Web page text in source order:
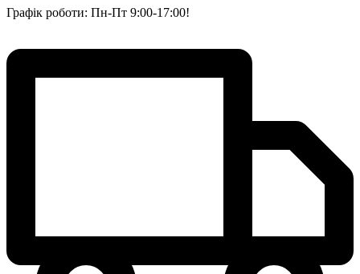
Графік роботи: Пн-Пт 9:00-17:00!